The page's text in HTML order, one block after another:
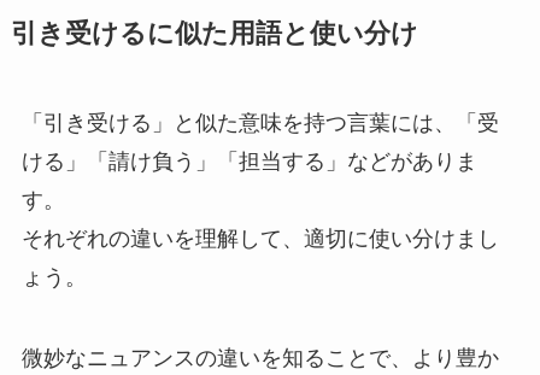
引き受けるに似た用語と使い分け
「引き受ける」と似た意味を持つ言葉には、「受
ける」「請け負う」「担当する」などがありま
す。
それぞれの違いを理解して、適切に使い分けまし
ょう。
微妙なニュアンスの違いを知ることで、より豊か